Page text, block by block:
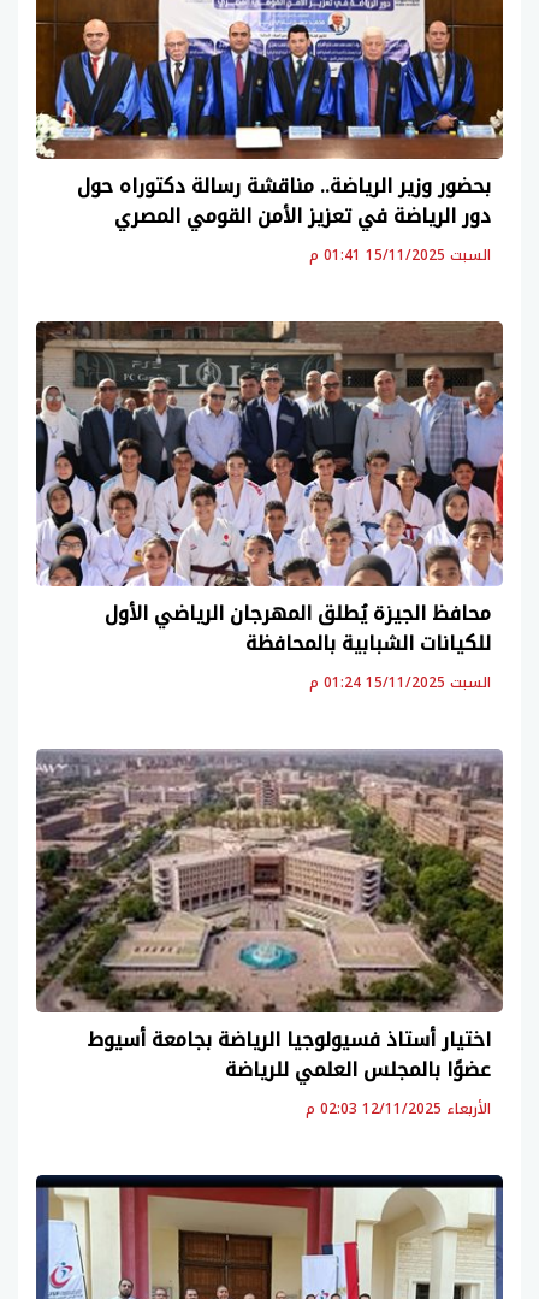
بحضور وزير الرياضة.. مناقشة رسالة دكتوراه حول
دور الرياضة في تعزيز الأمن القومي المصري
السبت 15/11/2025 01:41 م
محافظ الجيزة يُطلق المهرجان الرياضي الأول
للكيانات الشبابية بالمحافظة
السبت 15/11/2025 01:24 م
اختيار أستاذ فسيولوجيا الرياضة بجامعة أسيوط
عضوًا بالمجلس العلمي للرياضة
الأربعاء 12/11/2025 02:03 م